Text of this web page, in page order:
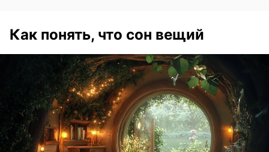
Как понять, что сон вещий